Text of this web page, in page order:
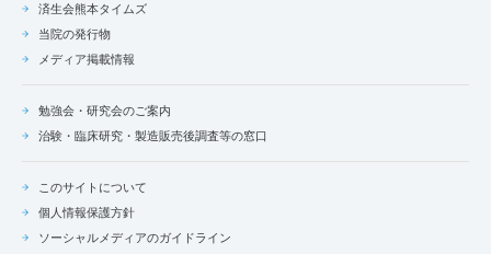
済生会熊本タイムズ
当院の発行物
メディア掲載情報
勉強会・研究会のご案内
治験・臨床研究・製造販売後調査等の窓口
このサイトについて
個人情報保護方針
ソーシャルメディアのガイドライン